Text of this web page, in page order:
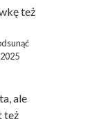
też
ale
też